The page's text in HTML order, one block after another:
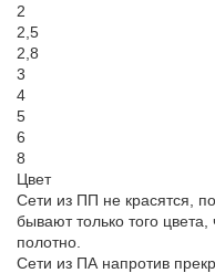
2
2,5
2,8
3
4
5
6
8
Цвет
Сети из ПП не красятся,
бывают только того цвета,
полотно.
Сети из ПА напротив